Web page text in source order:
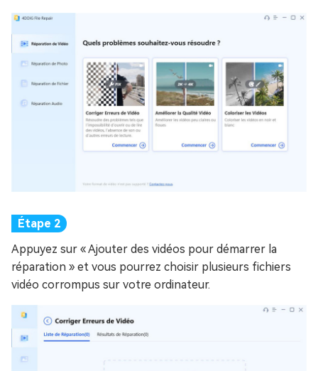
Appuyez sur « Ajouter des vidéos pour démarrer la
réparation » et vous pourrez choisir plusieurs fichiers
vidéo corrompus sur votre ordinateur.